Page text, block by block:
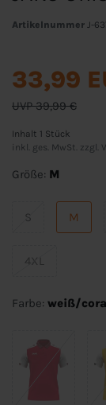
Artikelnummer J-
UVP 39,99 €
33,99
Inhalt 1 Stück
inkl. ges. MwSt. zzgl.
Größe: M
S M
4XL
Farbe: weiß/